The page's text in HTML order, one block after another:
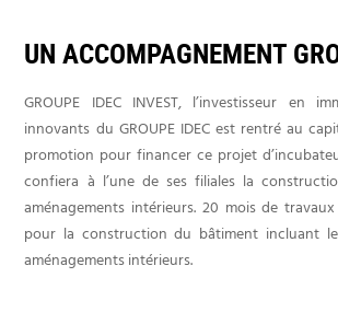
UN ACCOMPAGNEMENT
GROUPE IDEC INVEST, l’investisseur en
innovants du GROUPE IDEC est rentré au
promotion pour financer ce projet
confiera à l’une de ses filiales la
aménagements intérieurs. 20 mois de
pour la construction du bâtiment incluant
aménagements intérieurs.